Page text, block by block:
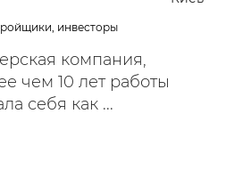
инвесторы
компания,
чем 10 лет работы
себя как ...